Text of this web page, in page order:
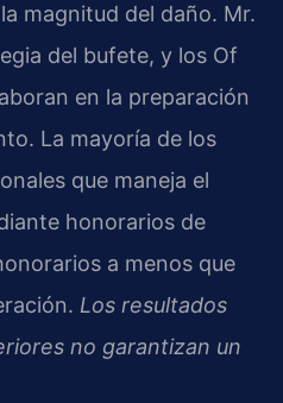
magnitud del daño. Mr.
del bufete, y los Of
en la preparación
La mayoría de los
que maneja el
honorarios de
a menos que
Los resultados
no garantizan un